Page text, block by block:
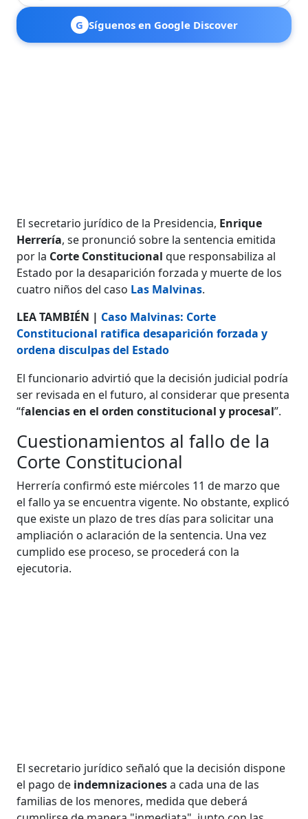
G Síguenos en Google Discover
El secretario jurídico de la Presidencia, Enrique
Herrería, se pronunció sobre la sentencia emitida
por la Corte Constitucional que responsabiliza al
Estado por la desaparición forzada y muerte de los
cuatro niños del caso Las Malvinas.
LEA TAMBIÉN | Caso Malvinas: Corte
Constitucional ratifica desaparición forzada y
ordena disculpas del Estado
El funcionario advirtió que la decisión judicial podría
ser revisada en el futuro, al considerar que presenta
“falencias en el orden constitucional y procesal”.
Cuestionamientos al fallo de la
Corte Constitucional
Herrería confirmó este miércoles 11 de marzo que
el fallo ya se encuentra vigente. No obstante, explicó
que existe un plazo de tres días para solicitar una
ampliación o aclaración de la sentencia. Una vez
cumplido ese proceso, se procederá con la
ejecutoria.
El secretario jurídico señaló que la decisión dispone
el pago de indemnizacionesa cada una de las
familias de los menores, medida que deberá